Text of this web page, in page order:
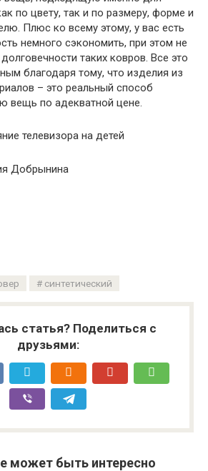
по цвету, так и по размеру, форме и
Плюс ко всему этому, у вас есть
немного сэкономить, при этом не
таких ковров. Все это
благодаря тому, что изделия из
– это реальный способ
вещь по адекватной цене.
телевизора на детей
Добрынина
синтетический
статья? Поделиться с
друзьями:
может быть интересно